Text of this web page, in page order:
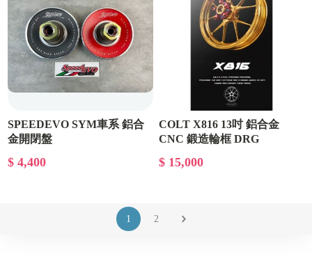
SPEEDEVO SYM車系 鋁合
金開閉盤
$ 4,400
COLT X816 13吋 鋁合金
CNC 鍛造輪框 DRG
$ 15,000
1 2